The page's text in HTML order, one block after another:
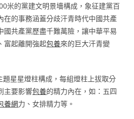
米的黨建文明景墻構成，象征建黨百
在的事務涵蓋分歧汗青時代中國共產
國共產黨歷盡千難萬險，讓中華平易
富起離開強起包養來的巨大汗青變
題星星燈柱構成，每組燈柱上拔取分
主要影響包養的精力內在，如：五四
養網力、女排精力等。